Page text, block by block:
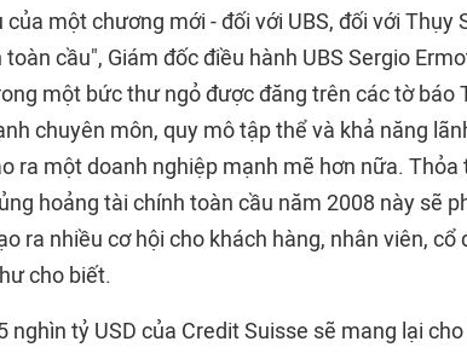
một chương mới - đối với UBS, đối với Thụy
cầu", Giám đốc điều hành UBS Sergio
một bức thư ngỏ được đăng trên các tờ báo
chuyên môn, quy mô tập thể và khả năng
ra một doanh nghiệp mạnh mẽ hơn nữa. Thỏa
hoảng tài chính toàn cầu năm 2008 này sẽ
ra nhiều cơ hội cho khách hàng, nhân viên, cổ
cho biết.
nghìn tỷ USD của Credit Suisse sẽ mang lại